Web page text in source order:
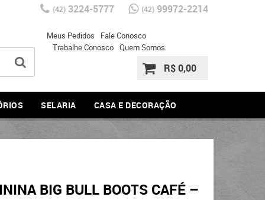
(42)3224-5777 (42)99972-2214
Meus Pedidos
Fale Conosco
Trabalhe Conosco Quem Somos
R$ 0,00
SELARIA CASA E DECORAÇÃO
BIG BULL BOOTS CAFÉ –